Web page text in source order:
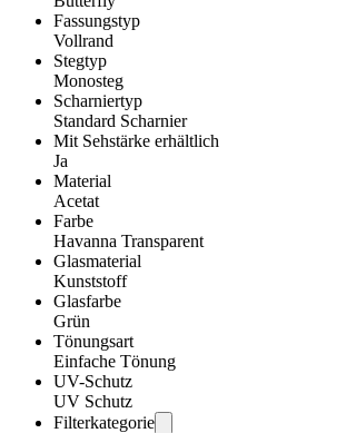
Fassungstyp
Vollrand
Stegtyp
Monosteg
Scharniertyp
Standard Scharnier
Mit Sehstärke erhältlich
Ja
Material
Acetat
Farbe
Havanna Transparent
Glasmaterial
Kunststoff
Glasfarbe
Grün
Tönungsart
Einfache Tönung
UV-Schutz
UV Schutz
Filterkategorie